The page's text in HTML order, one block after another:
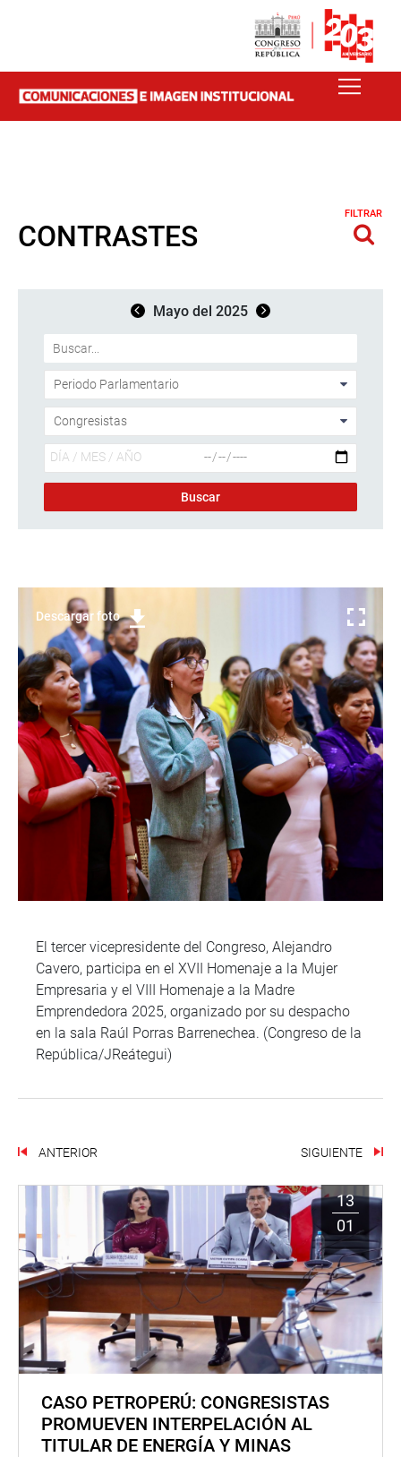
CONTRASTES
FILTRAR
Mayo del 2025
Descargar foto
El tercer vicepresidente del Congreso, Alejandro
Cavero, participa en el XVII Homenaje a la Mujer
Empresaria y el VIII Homenaje a la Madre
Emprendedora 2025, organizado por su despacho
en la sala Raúl Porras Barrenechea. (Congreso de la
República/JReátegui)
ANTERIOR SIGUIENTE
13
01
CASO PETROPERÚ: CONGRESISTAS
PROMUEVEN INTERPELACIÓN AL
TITULAR DE ENERGÍA Y MINAS